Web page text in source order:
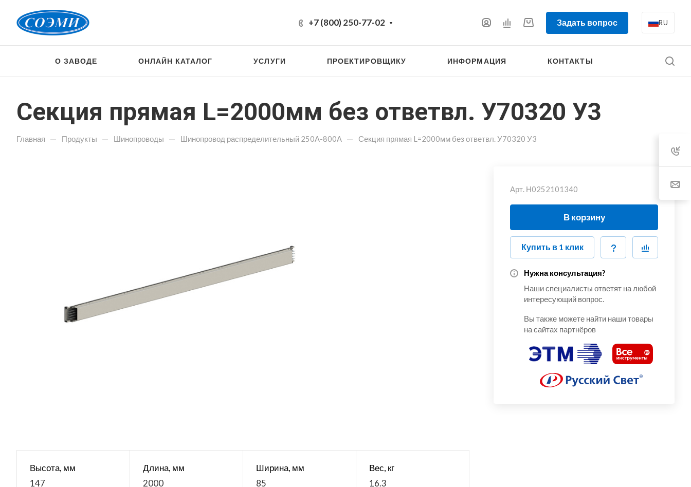
+7 (800) 250-77-02 Задать вопрос RU
О ЗАВОДЕ ОНЛАЙН КАТАЛОГ УСЛУГИ ПРОЕКТИРОВЩИКУ ИНФОРМАЦИЯ КОНТАКТЫ
Секция прямая L=2000мм без ответвл. У70320 У3
Главная — Продукты — Шинопроводы — Шинопровод распределительный 250А-800А — Секция прямая L=2000мм без ответвл. У70320 У3
Арт. Н0252101340
В корзину
Купить в 1 клик
Нужна консультация?
Наши специалисты ответят на любой
интересующий вопрос.
Вы также можете найти наши товары
на сайтах партнёров
Высота, мм
147
Длина, мм
2000
Ширина, мм
85
Вес, кг
16.3